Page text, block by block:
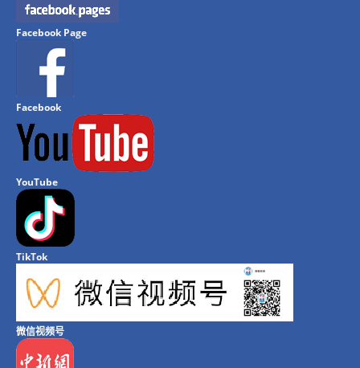
Facebook Page
Facebook
YouTube
TikTok
微信视频号